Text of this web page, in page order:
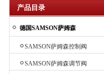
产品目录
德国SAMSON萨姆森
SAMSON萨姆森控制阀
SAMSON萨姆森调节阀